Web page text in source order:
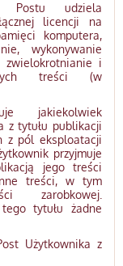
Postu udziela
licencji na
komputera,
wykonywanie
zwielokrotnianie i
treści (w
jakiekolwiek
z tytułu publikacji
z pól eksploatacji
przyjmuje
jego treści
treści, w tym
zarobkowej.
tytułu żadne
Użytkownika z